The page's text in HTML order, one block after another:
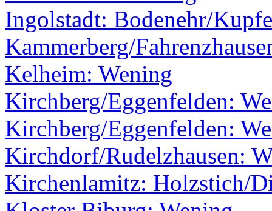
Ingolstadt: Bodenehr/
Kammerberg/
Kelheim: Wening
Kirchberg/Eggenfelden:
Kirchberg/Eggenfelden:
Kirchdorf/Rudelzhausen:
Kirchenlamitz: Holzstich/